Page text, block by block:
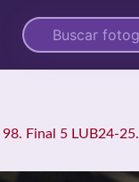
Final 5 LUB24-25.